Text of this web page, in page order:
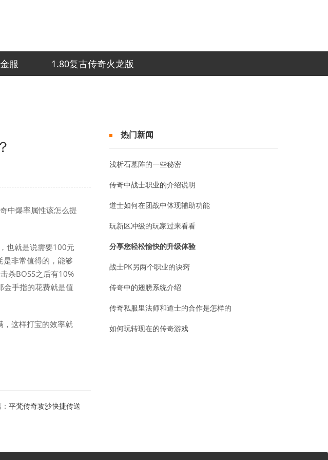
服 1.80复古传奇火龙版
中爆率属性该怎么提
也就是说需要100元
非常值得的，能够
杀BOSS之后有10%
金手指的花费就是值
，这样打宝的效率就
平梵传奇攻沙快捷传送
热门新闻
浅析石墓阵的一些秘密
传奇中战士职业的介绍说明
道士如何在团战中体现辅助功能
玩新区冲级的玩家过来看看
分享您轻松愉快的升级体验
战士PK另两个职业的诀窍
传奇中的翅膀系统介绍
传奇私服里法师和道士的合作是怎样的
如何玩转现在的传奇游戏